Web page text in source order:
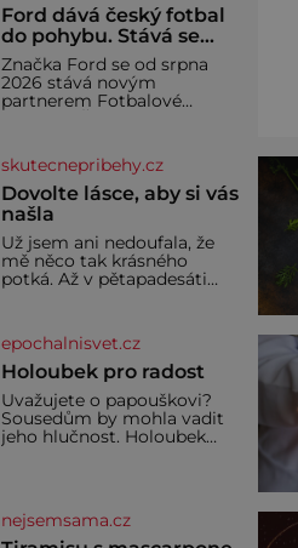
Ford dává český fotbal
do pohybu. Stává se
novým partnerem
FAČR
Značka Ford se od srpna
2026 stává novým
partnerem Fotbalové
zajistí mobilitu asociace,
reprezentačních týmů i
českého fotbalu v
regionech. Partner
skutecnepribehy.cz
Dovolte lásce, aby si vás
našla
Už jsem ani nedoufala, že
mě něco tak krásného
potká. Až v pětapadesáti
vdávala, když mi bylo
dvacet. Oba jsme byli mladí
a byl to tak říkajíc sňatek z
rozumu. Rodiče nás dali
dohromady, Toník byl dobře
zaopatřený mladý muž.
Manželství nám oběma
epochalnisvet.cz
Holoubek pro radost
Uvažujete o papouškovi?
Sousedům by mohla vadit
jeho hlučnost. Holoubek
se i pro chovatele
začátečníky. Jedná se o
nejsemsama.cz